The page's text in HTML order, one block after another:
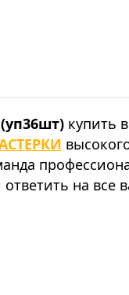
купить
на все